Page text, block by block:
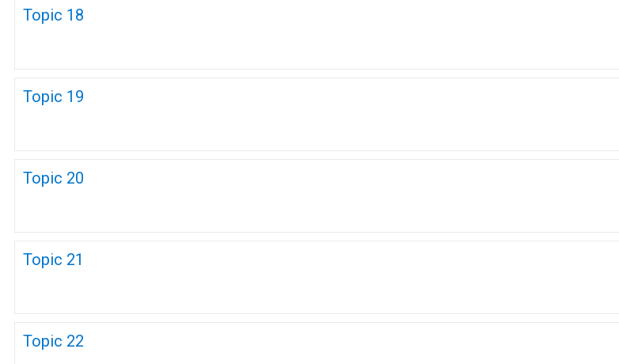
Topic 18
Topic 19
Topic 20
Topic 21
Topic 22